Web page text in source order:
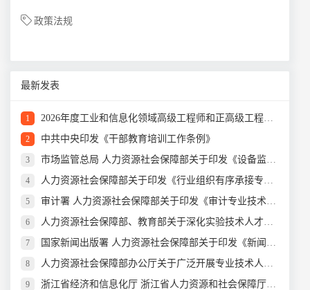
政策法规
最新发表
1 2026年度工业和信息化领域高级工程师和正高级工程师职务任职资格评审工作开始
2 中共中央印发《干部教育培训工作条例》
3 市场监管总局 人力资源社会保障部关于印发《设备监理师职业资格制度规定》《设备监理师职业资格考试实施办法》的通知
4 人力资源社会保障部关于印发《行业组织有序承接专业技术人员水平评价类职业资格具体认定工作实施办法（试行）》的通知
5 审计署 人力资源社会保障部关于印发《审计专业技术资格规定》和《审计专业技术资格考试实施办法》的通知
6 人力资源社会保障部、教育部关于深化实验技术人才职称制度改革的指导意见
7 国家新闻出版署 人力资源社会保障部关于印发《新闻记者职业资格考试办法》和 《新闻记者职业资格考试实施细则》的通知
8 人力资源社会保障部办公厅关于广泛开展专业技术人才人工智能通识继续教育的通知
9 浙江省经济和信息化厅 浙江省人力资源和社会保障厅关于开展2025年度工业和信息化领域高级工程师和正高级工程师职务任职资格评审工作的通知